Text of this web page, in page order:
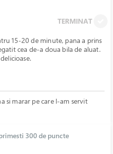
TERMINAT
15-20 de minute, pana a prins
cea de-a doua bila de aluat.
si marar pe care l-am servit
300 de puncte